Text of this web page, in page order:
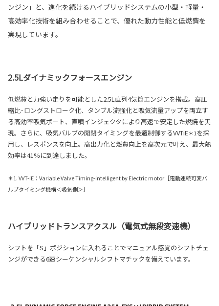
ンジン」と、進化を続けるハイブリッドシステムの小型・軽量・
高効率化技術を組み合わせることで、優れた動力性能と低燃費を
実現しています。
2.5Lダイナミックフォースエンジン
低燃費と力強い走りを可能とした2.5L直列4気筒エンジンを搭載。高圧
縮比･ロングストローク化、タンブル流強化と吸気流量アップを両立す
る高効率吸気ポート、直噴インジェクタにより高速で安定した燃焼を実
現。さらに、吸気バルブの開閉タイミングを最適制御するVVTiE＊1 を採
用し、レスポンスを向上。高出力化と燃費向上を高次元で叶え、最大熱
効率は41%に到達しました。
＊1. VVT-iE：Variable Valve Timing-intelligent by Electric motor［電動連続可変バ
ルブタイミング機構＜吸気側＞］
ハイブリッドトランスアクスル（電気式無段変速機）
シフトを「S」ポジションに入れることでマニュアル感覚のシフトチェ
ンジができる6速シーケンシャルシフトマチックを備えています。